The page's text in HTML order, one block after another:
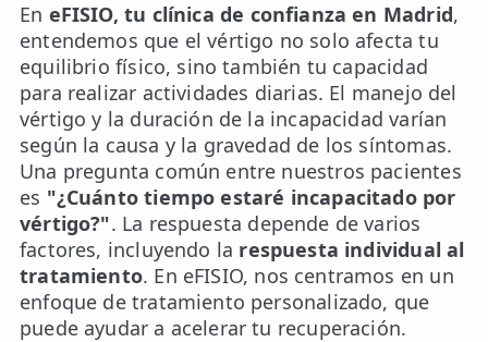
En eFISIO, tu clínica de confianza en Madrid,
entendemos que el vértigo no solo afecta tu
equilibrio físico, sino también tu capacidad
para realizar actividades diarias. El manejo del
vértigo y la duración de la incapacidad varían
según la causa y la gravedad de los síntomas.
Una pregunta común entre nuestros pacientes
es "¿Cuánto tiempo estaré incapacitado por
vértigo?". La respuesta depende de varios
factores, incluyendo la respuesta individual al
tratamiento. En eFISIO, nos centramos en un
enfoque de tratamiento personalizado, que
puede ayudar a acelerar tu recuperación.